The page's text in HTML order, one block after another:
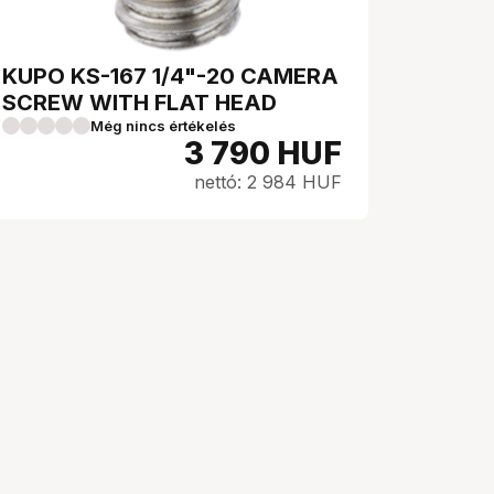
KUPO KS-167 1/4"-20 CAMERA
SCREW WITH FLAT HEAD
Még nincs értékelés
3 790 HUF
nettó: 2 984 HUF